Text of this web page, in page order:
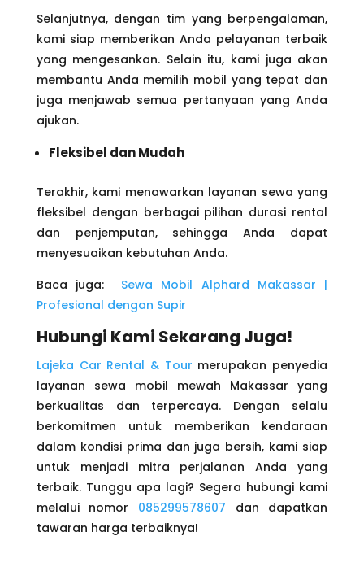
Selanjutnya, dengan tim yang berpengalaman,
kami siap memberikan Anda pelayanan terbaik
yang mengesankan. Selain itu, kami juga akan
membantu Anda memilih mobil yang tepat dan
juga menjawab semua pertanyaan yang Anda
ajukan.
Fleksibel dan Mudah
Terakhir, kami menawarkan layanan sewa yang
fleksibel dengan berbagai pilihan durasi rental
dan penjemputan, sehingga Anda dapat
menyesuaikan kebutuhan Anda.
Baca juga: Sewa Mobil Alphard Makassar |
Profesional dengan Supir
Hubungi Kami Sekarang Juga!
Lajeka Car Rental & Tour merupakan penyedia
layanan sewa mobil mewah Makassar yang
berkualitas dan terpercaya. Dengan selalu
berkomitmen untuk memberikan kendaraan
dalam kondisi prima dan juga bersih, kami siap
untuk menjadi mitra perjalanan Anda yang
terbaik. Tunggu apa lagi? Segera hubungi kami
melalui nomor 085299578607 dan dapatkan
tawaran harga terbaiknya!